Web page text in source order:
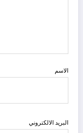
الاسم
البريد الالكتروني